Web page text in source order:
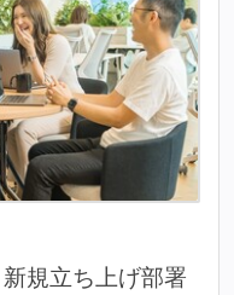
規立ち上げ部署